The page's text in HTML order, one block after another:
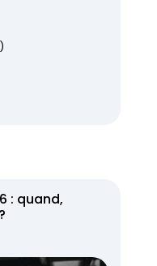
: quand,